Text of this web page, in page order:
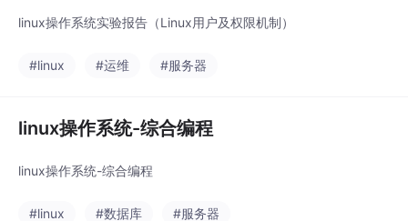
linux操作系统实验报告（Linux用户及权限机制）
#linux #运维 #服务器
linux操作系统-综合编程
linux操作系统-综合编程
#linux #数据库 #服务器